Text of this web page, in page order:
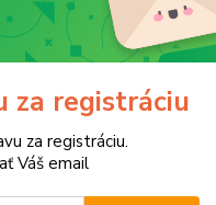
prechádza
za registráciu
za registráciu.
Váš email